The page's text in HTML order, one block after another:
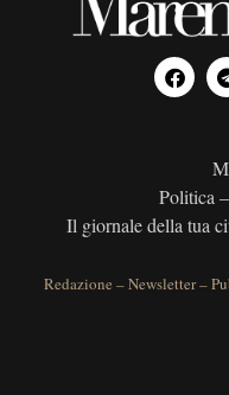
Politica
Il giornale della tua
Redazione –Newsletter–